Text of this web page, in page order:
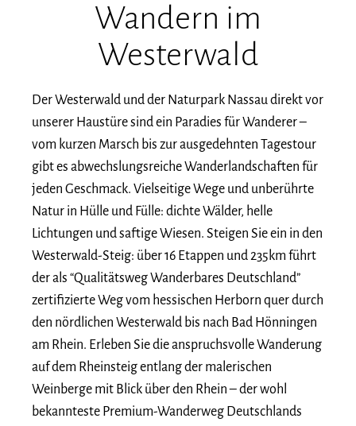
Wandern im
Westerwald
Der Westerwald und der Naturpark Nassau direkt vor
unserer Haustüre sind ein Paradies für Wanderer –
vom kurzen Marsch bis zur ausgedehnten Tagestour
gibt es abwechslungsreiche Wanderlandschaften für
jeden Geschmack. Vielseitige Wege und unberührte
Natur in Hülle und Fülle: dichte Wälder, helle
Lichtungen und saftige Wiesen. Steigen Sie ein in den
Westerwald-Steig: über 16 Etappen und 235km führt
der als “Qualitätsweg Wanderbares Deutschland”
zertifizierte Weg vom hessischen Herborn quer durch
den nördlichen Westerwald bis nach Bad Hönningen
am Rhein. Erleben Sie die anspruchsvolle Wanderung
auf dem Rheinsteig entlang der malerischen
Weinberge mit Blick über den Rhein – der wohl
bekannteste Premium-Wanderweg Deutschlands